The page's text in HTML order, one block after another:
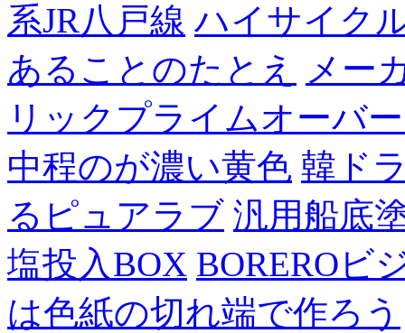
系JR八戸線 ハイサイク
あることのたとえ
メー
リックプライムオーバ
中程のが濃い黄色 韓ド
るピュアラブ 汎用船底
塩投入BOX BOREROビ
は色紙の切れ端で作ろう